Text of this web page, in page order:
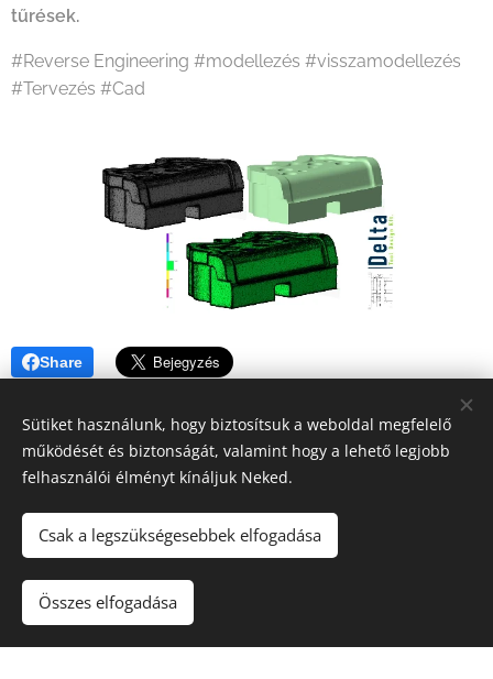
tűrések.
#Reverse Engineering #modellezés #visszamodellezés
#Tervezés #Cad
Share
Az oldalt a
Sütiket használunk, hogy biztosítsuk a weboldal megfelelő
működését és biztonságát, valamint hogy a lehető legjobb
felhasználói élményt kínáljuk Neked.
Csak a legszükségesebbek elfogadása
Összes elfogadása